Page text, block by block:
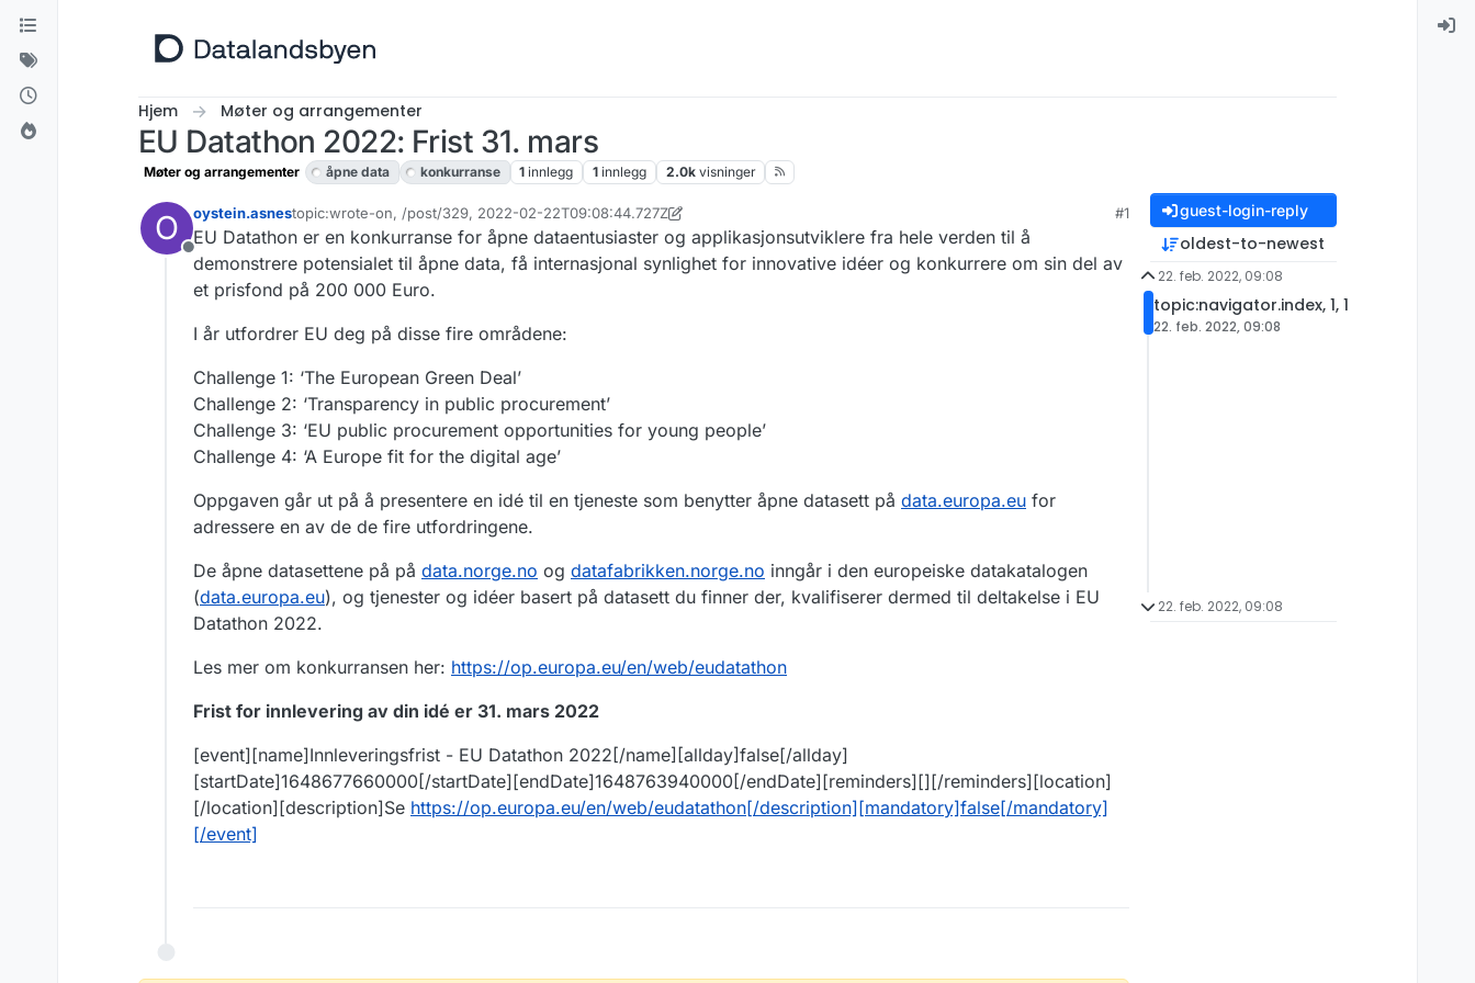
Hopp til innhold
Hjem Møter og arrangementer
EU Datathon 2022: Frist 31. mars
Møter og arrangementer åpne data konkurranse 1 innlegg 1 innlegg 2.0k visninger
O
Frakoblet
oystein.asnestopic:wrote-on, /post/329, 2022-02-22T09:08:44.727Z
Sist endret av oystein.asnes
#1
EU Datathon er en konkurranse for åpne dataentusiaster og applikasjonsutviklere fra hele verden til å
demonstrere potensialet til åpne data, få internasjonal synlighet for innovative idéer og konkurrere om sin del av
et prisfond på 200 000 Euro.
I år utfordrer EU deg på disse fire områdene:
Challenge 1: ‘The European Green Deal’
Challenge 2: ‘Transparency in public procurement’
Challenge 3: ‘EU public procurement opportunities for young people’
Challenge 4: ‘A Europe fit for the digital age’
Oppgaven går ut på å presentere en idé til en tjeneste som benytter åpne datasett på data.europa.eu for
adressere en av de de fire utfordringene.
De åpne datasettene på på data.norge.no og datafabrikken.norge.no inngår i den europeiske datakatalogen
(data.europa.eu), og tjenester og idéer basert på datasett du finner der, kvalifiserer dermed til deltakelse i EU
Datathon 2022.
Les mer om konkurransen her: https://op.europa.eu/en/web/eudatathon
Frist for innlevering av din idé er 31. mars 2022
[event][name]Innleveringsfrist - EU Datathon 2022[/name][allday]false[/allday]
[startDate]1648677660000[/startDate][endDate]1648763940000[/endDate][reminders][][/reminders][location]
[/location][description]Se https://op.europa.eu/en/web/eudatathon[/description][mandatory]false[/mandatory]
[/event]
guest-login-reply
oldest-to-newest
22. feb. 2022, 09:08
topic:navigator.index, 1, 1
22. feb. 2022, 09:08
22. feb. 2022, 09:08